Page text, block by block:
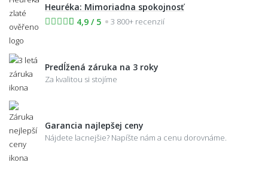
Heuréka: Mimoriadna spokojnosť
4,9 / 5
3 800+ recenzií
Predĺžená záruka na 3 roky
Za kvalitou si stojíme
Garancia najlepšej ceny
Nájdete lacnejšie? Napíšte nám a cenu dorovnáme.